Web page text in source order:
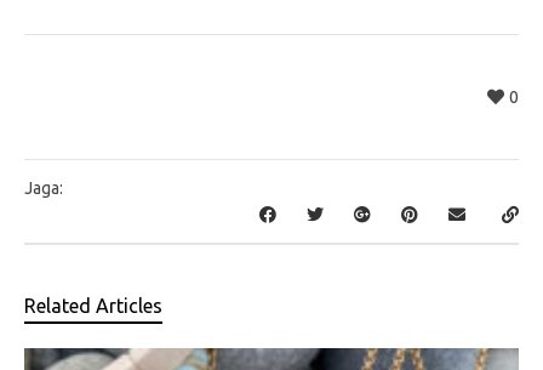
0
Jaga:
Related Articles